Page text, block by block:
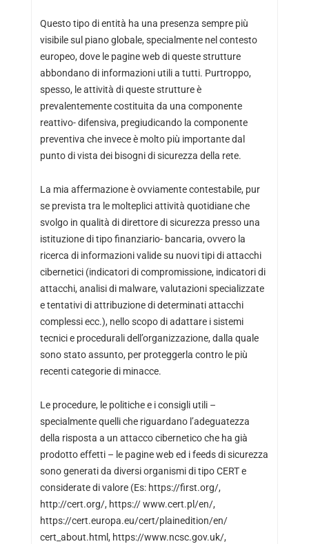
Questo tipo di entità ha una presenza sempre più
visibile sul piano globale, specialmente nel contesto
europeo, dove le pagine web di queste strutture
abbondano di informazioni utili a tutti. Purtroppo,
spesso, le attività di queste strutture è
prevalentemente costituita da una componente
reattivo- difensiva, pregiudicando la componente
preventiva che invece è molto più importante dal
punto di vista dei bisogni di sicurezza della rete.
La mia affermazione è ovviamente contestabile, pur
se prevista tra le molteplici attività quotidiane che
svolgo in qualità di direttore di sicurezza presso una
istituzione di tipo finanziario- bancaria, ovvero la
ricerca di informazioni valide su nuovi tipi di attacchi
cibernetici (indicatori di compromissione, indicatori di
attacchi, analisi di malware, valutazioni specializzate
e tentativi di attribuzione di determinati attacchi
complessi ecc.), nello scopo di adattare i sistemi
tecnici e procedurali dell’organizzazione, dalla quale
sono stato assunto, per proteggerla contro le più
recenti categorie di minacce.
Le procedure, le politiche e i consigli utili –
specialmente quelli che riguardano l’adeguatezza
della risposta a un attacco cibernetico che ha già
prodotto effetti – le pagine web ed i feeds di sicurezza
sono generati da diversi organismi di tipo CERT e
considerate di valore (Es: https://first.org/,
http://cert.org/, https:// www.cert.pl/en/,
https://cert.europa.eu/cert/plainedition/en/
cert_about.html, https://www.ncsc.gov.uk/,